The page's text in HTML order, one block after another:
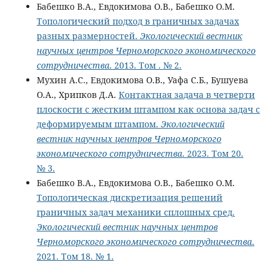
Бабешко В.А., Евдокимова О.В., Бабешко О.М.
Топологический подход в граничных задачах
разных размерностей. Экологический вестник
научных центров Черноморского экономического
сотрудничества. 2013. Том . № 2.
Мухин А.С., Евдокимова О.В., Уафа С.Б., Бушуева
О.А., Хрипков Д.А. Контактная задача в четверти
плоскости с жестким штампом как основа задач с
деформируемым штампом. Экологический
вестник научных центров Черноморского
экономического сотрудничества. 2023. Том 20.
№ 3.
Бабешко В.А., Евдокимова О.В., Бабешко О.М.
Топологическая дискретизация решений
граничных задач механики сплошных сред.
Экологический вестник научных центров
Черноморского экономического сотрудничества.
2021. Том 18. № 1.